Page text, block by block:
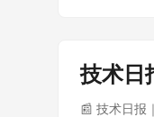
无框力矩电
码的进化能
码能力，可
技术
📰 技术日报